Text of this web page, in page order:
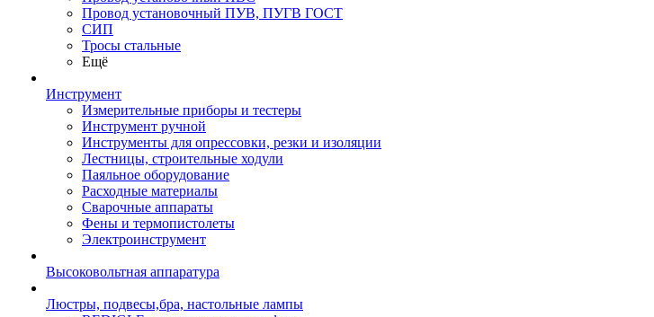
Провод установочный ПУВ, ПУГВ ГОСТ
СИП
Тросы стальные
Ещё
Инструмент
Измерительные приборы и тестеры
Инструмент ручной
Инструменты для опрессовки, резки и изоляции
Лестницы, строительные ходули
Паяльное оборудование
Расходные материалы
Сварочные аппараты
Фены и термопистолеты
Электроинструмент
Высоковольтная аппаратура
Люстры, подвесы,бра, настольные лампы